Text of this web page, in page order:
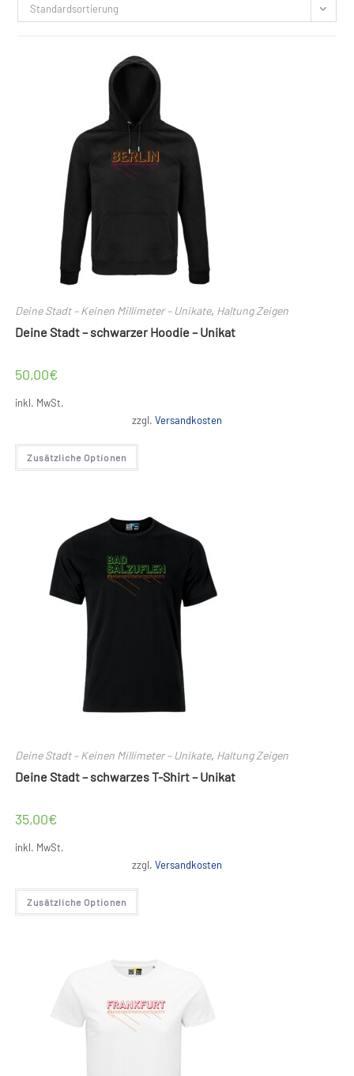
Standardsortierung
Deine Stadt – Keinen Millimeter – Unikate, Haltung Zeigen
Deine Stadt – schwarzer Hoodie – Unikat
50,00€
inkl. MwSt.
zzgl. Versandkosten
Zusätzliche Optionen
Dieses
weist
Die
Optionen
können
Produktseite
gewählt
werden
Deine Stadt – Keinen Millimeter – Unikate, Haltung Zeigen
Deine Stadt – schwarzes T-Shirt – Unikat
35,00€
inkl. MwSt.
zzgl. Versandkosten
Zusätzliche Optionen
Dieses
weist
Optionen
können
der
Produktseite
gewählt